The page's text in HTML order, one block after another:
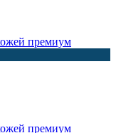
премиум
премиум